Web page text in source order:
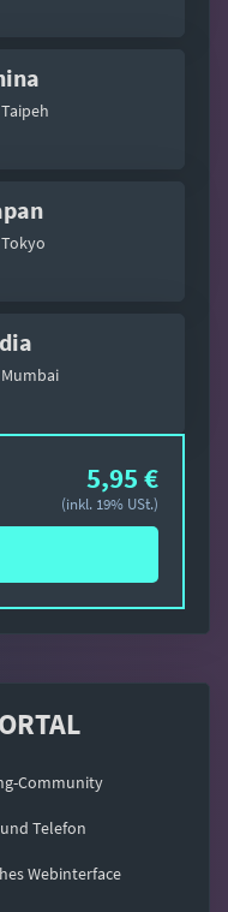
Taipeh
Tokyo
Mumbai
5,95 €
(inkl. 19% USt.)
Community
Telefon
Webinterface